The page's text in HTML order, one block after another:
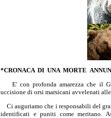
*CRONACA DI UNA MORTE
E' con profonda amarezza che il
uccisione di orsi marsicani avvelenati
Ci auguriamo che i responsabili del
identificati e puniti come meritano.